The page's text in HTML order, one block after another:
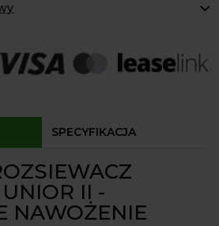
ustalane indywidualnie
i ceny uzależniona od produktu.
SPECYFIKACJA
II -
NAWOŻENIE